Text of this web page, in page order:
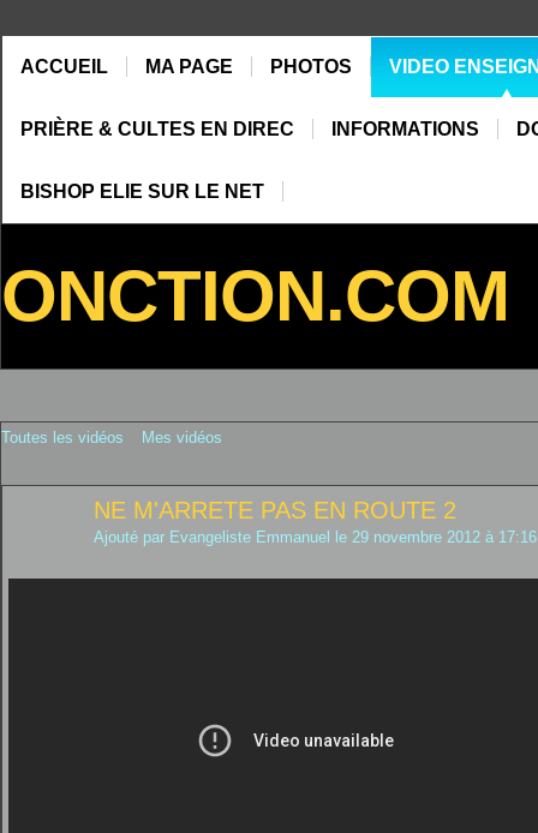
ACCUEIL MA PAGE PHOTOS VIDEO
PRIÈRE & CULTES EN DIREC INFORMATIONS
BISHOP ELIE SUR LE NET
ONCTION.COM
Toutes les vidéos Mes vidéos
NE M'ARRETE PAS EN ROUTE 2
Ajouté par Evangeliste Emmanuel le 29 novembre 2012 à 17:16